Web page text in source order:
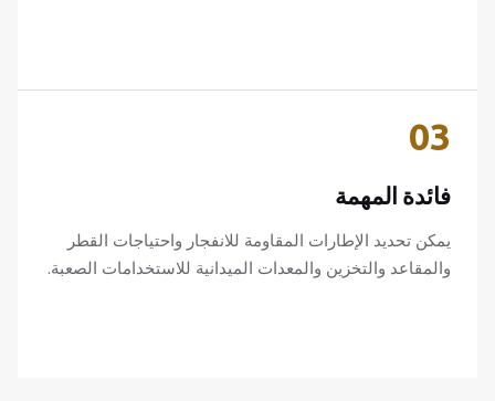
03
فائدة المهمة
يمكن تحديد الإطارات المقاومة للانفجار واحتياجات القطر
والمقاعد والتخزين والمعدات الميدانية للاستخدامات الصعبة.